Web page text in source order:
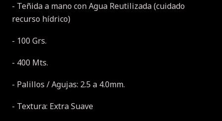
- Teñida a mano con Agua Reutilizada (cuidado
recurso hídrico)
- 100 Grs.
- 400 Mts.
- Palillos / Agujas: 2.5 a 4.0mm.
- Textura: Extra Suave